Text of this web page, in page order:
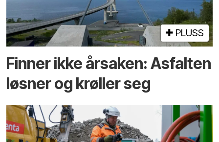
PLUSS
Finner ikke årsaken: Asfalten
løsner og krøller seg